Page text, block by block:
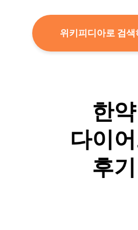
위키피디아로 검색